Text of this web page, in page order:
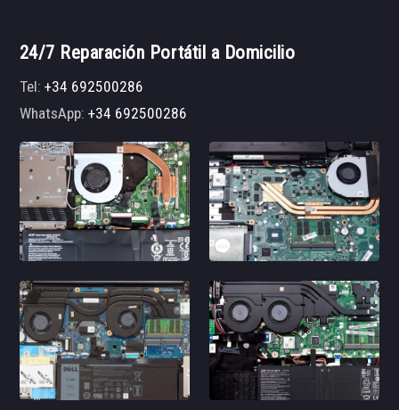
24/7 Reparación Portátil a Domicilio
Tel:+34 692500286
WhatsApp:+34 692500286